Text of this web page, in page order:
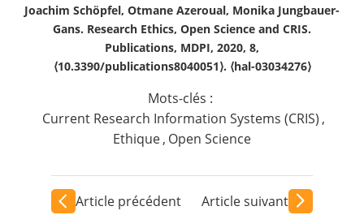
Joachim Schöpfel, Otmane Azeroual, Monika Jungbauer-
Gans. Research Ethics, Open Science and CRIS.
Publications, MDPI, 2020, 8,
⟨10.3390/publications8040051⟩. ⟨hal-03034276⟩
Mots-clés :
Current Research Information Systems (CRIS) ,
Ethique, Open Science
Article précédent Article suivant